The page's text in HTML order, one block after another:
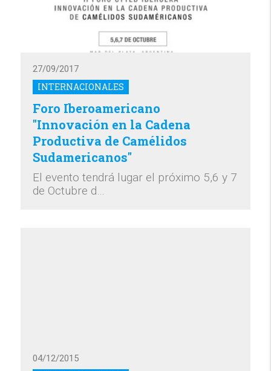
INTERNACIONALES
27/09/2017
Foro Iberoamericano
"Innovación en la Cadena
Productiva de Camélidos
Sudamericanos"
El evento tendrá lugar el próximo 5,6 y 7
de Octubre d…
04/12/2015